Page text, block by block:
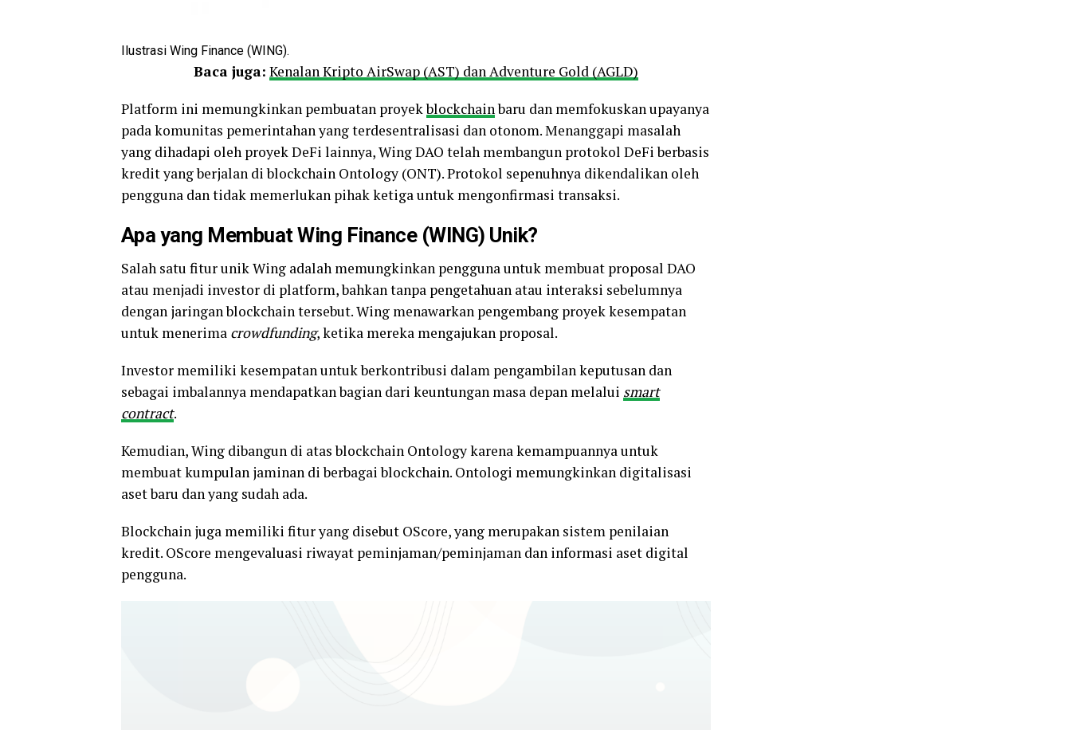
Ilustrasi Wing Finance (WING).
Baca juga: Kenalan Kripto AirSwap (AST) dan Adventure Gold (AGLD)
Platform ini memungkinkan pembuatan proyekblockchainbaru dan memfokuskan upayanya
pada komunitas pemerintahan yang terdesentralisasi dan otonom. Menanggapi masalah
yang dihadapi oleh proyek DeFi lainnya, Wing DAO telah membangun protokol DeFi berbasis
kredit yang berjalan di blockchain Ontology (ONT). Protokol sepenuhnya dikendalikan oleh
pengguna dan tidak memerlukan pihak ketiga untuk mengonfirmasi transaksi.
Apa yang Membuat Wing Finance (WING) Unik?
Salah satu fitur unik Wing adalah memungkinkan pengguna untuk membuat proposal DAO
atau menjadi investor di platform, bahkan tanpa pengetahuan atau interaksi sebelumnya
dengan jaringan blockchain tersebut. Wing menawarkan pengembang proyek kesempatan
untuk menerima crowdfunding, ketika mereka mengajukan proposal.
Investor memiliki kesempatan untuk berkontribusi dalam pengambilan keputusan dan
sebagai imbalannya mendapatkan bagian dari keuntungan masa depan melalui smart
contract.
Kemudian, Wing dibangun di atas blockchain Ontology karena kemampuannya untuk
membuat kumpulan jaminan di berbagai blockchain. Ontologi memungkinkan digitalisasi
aset baru dan yang sudah ada.
Blockchain juga memiliki fitur yang disebut OScore, yang merupakan sistem penilaian
kredit. OScore mengevaluasi riwayat peminjaman/peminjaman dan informasi aset digital
pengguna.